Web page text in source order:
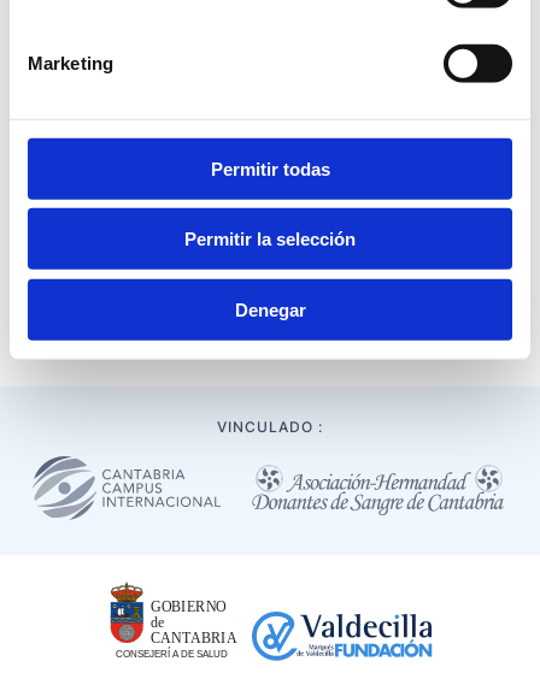
Marketing
Permitir todas
Permitir la selección
Denegar
Banco de sangre y tejidos de Cantabria
VINCULADO :